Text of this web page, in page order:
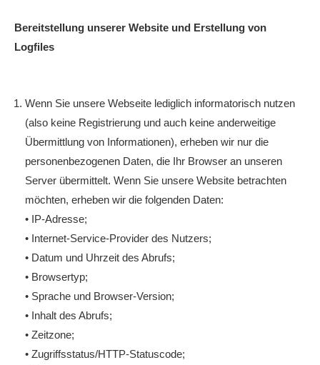
Bereitstellung unserer Website und Erstellung von
Logfiles
Wenn Sie unsere Webseite lediglich informatorisch nutzen
(also keine Registrierung und auch keine anderweitige
Übermittlung von Informationen), erheben wir nur die
personenbezogenen Daten, die Ihr Browser an unseren
Server übermittelt. Wenn Sie unsere Website betrachten
möchten, erheben wir die folgenden Daten:
• IP-Adresse;
• Internet-Service-Provider des Nutzers;
• Datum und Uhrzeit des Abrufs;
• Browsertyp;
• Sprache und Browser-Version;
• Inhalt des Abrufs;
• Zeitzone;
• Zugriffsstatus/HTTP-Statuscode;